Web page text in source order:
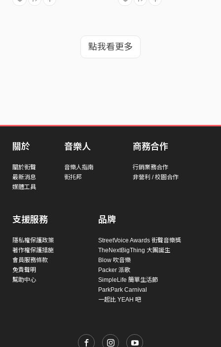
點我看更多
關於
關於街聲
最新消息
媒體工具
音樂人
音樂人指南
街托邦
商務合作
行銷業務合作
非營利 / 校園合作
支援服務
隱私權保護政策
著作權保護措施
會員服務條款
免責聲明
幫助中心
品牌
StreetVoice Awards 街聲音樂獎
TheNextBigThing 大團誕生
Blow 吹音樂
Packer 派歌
SimpleLife 簡單生活節
ParkPark Carnival
一起比 YEAH 吧